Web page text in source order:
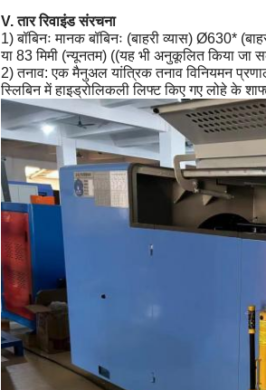
V. तार रिवाइंड संरचना
1) बॉबिनः मानक बॉबिनः (बाहरी व्यास) Ø630*
या 83 मिमी (न्यूनतम) ((यह भी अनुकूलित किया जा
2) तनाव: एक मैनुअल यांत्रिक तनाव विनियमन
स्लिबिन में हाइड्रोलिकली लिफ्ट किए गए लोहे के